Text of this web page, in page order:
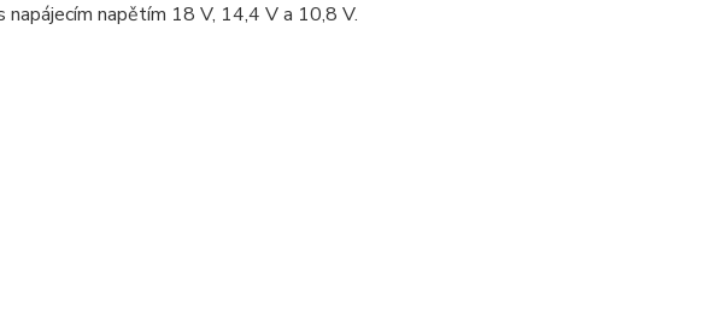
napětím 18 V, 14,4 V a 10,8 V.